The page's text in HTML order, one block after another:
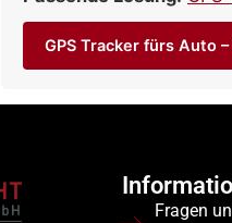
GPS Tracker fürs Auto
Fragen